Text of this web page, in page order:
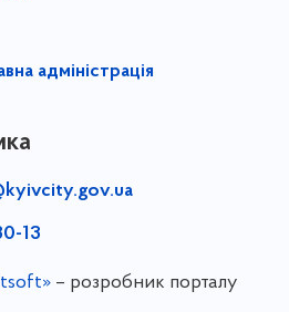
адміністрація
13
– розробник порталу